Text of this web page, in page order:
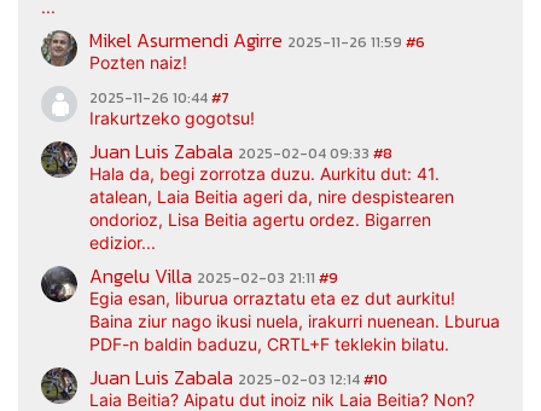
...
Mikel Asurmendi Agirre 2025-11-26 11:59 #6
Pozten naiz!
2025-11-26 10:44#7
Irakurtzeko gogotsu!
Juan Luis Zabala 2025-02-04 09:33 #8
Hala da, begi zorrotza duzu. Aurkitu dut: 41.
atalean, Laia Beitia ageri da, nire despistearen
ondorioz, Lisa Beitia agertu ordez. Bigarren
edizior...
Angelu Villa 2025-02-03 21:11 #9
Egia esan, liburua orraztatu eta ez dut aurkitu!
Baina ziur nago ikusi nuela, irakurri nuenean. Lburua
PDF-n baldin baduzu, CRTL+F teklekin bilatu.
Juan Luis Zabala 2025-02-03 12:14#10
Laia Beitia? Aipatu dut inoiz nik Laia Beitia? Non?